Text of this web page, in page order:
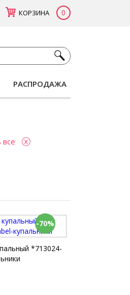
КОРЗИНА 0
РАСПРОДАЖА
все
-70%
*713024-